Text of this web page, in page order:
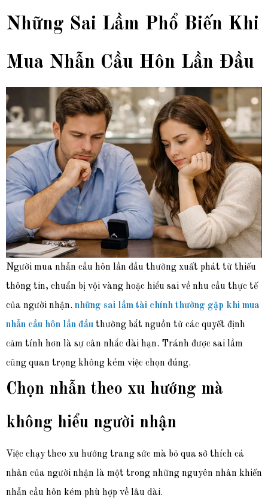
Những Sai Lầm Phổ Biến Khi
Mua Nhẫn Cầu Hôn Lần Đầu
Người mua nhẫn cầu hôn lần đầu thường xuất phát từ thiếu
thông tin, chuẩn bị vội vàng hoặc hiểu sai về nhu cầu thực tế
của người nhận. những sai lầm tài chính thường gặp khi mua
nhẫn cầu hôn lần đầu thường bắt nguồn từ các quyết định
cảm tính hơn là sự cân nhắc dài hạn. Tránh được sai lầm
cũng quan trọng không kém việc chọn đúng.
Chọn nhẫn theo xu hướng mà
không hiểu người nhận
Việc chạy theo xu hướng trang sức mà bỏ qua sở thích cá
nhân của người nhận là một trong những nguyên nhân khiến
nhẫn cầu hôn kém phù hợp về lâu dài.